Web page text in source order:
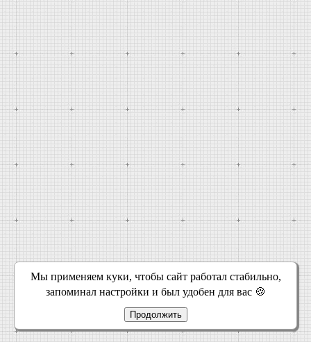
Мы применяем куки, чтобы сайт работал стабильно,
запоминал настройки и был удобен для вас 🍪
Продолжить